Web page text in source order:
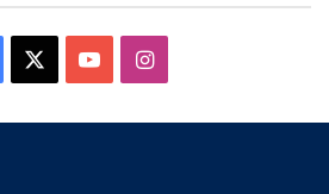
YouTubeInstagram